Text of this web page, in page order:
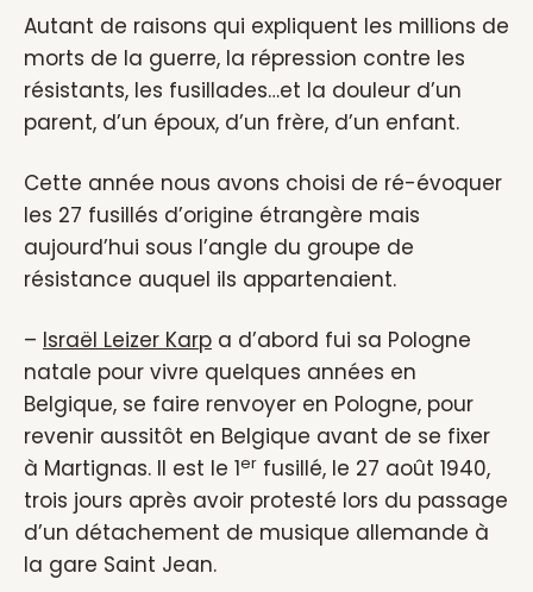
Autant de raisons qui expliquent les millions de
morts de la guerre, la répression contre les
résistants, les fusillades…et la douleur d’un
parent, d’un époux, d’un frère, d’un enfant.
Cette année nous avons choisi de ré-évoquer
les 27 fusillés d’origine étrangère mais
aujourd’hui sous l’angle du groupe de
résistance auquel ils appartenaient.
– Israël Leizer Karp a d’abord fui sa Pologne
natale pour vivre quelques années en
Belgique, se faire renvoyer en Pologne, pour
revenir aussitôt en Belgique avant de se fixer
à Martignas. Il est le 1er fusillé, le 27 août 1940,
trois jours après avoir protesté lors du passage
d’un détachement de musique allemande à
la gare Saint Jean.